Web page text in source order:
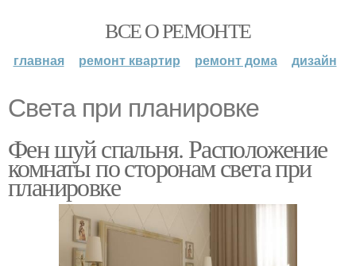
ВСЕ О РЕМОНТЕ
главная ремонт квартир ремонт дома дизайн
Света при планировке
Фен шуй спальня. Расположение
комнаты по сторонам света при
планировке